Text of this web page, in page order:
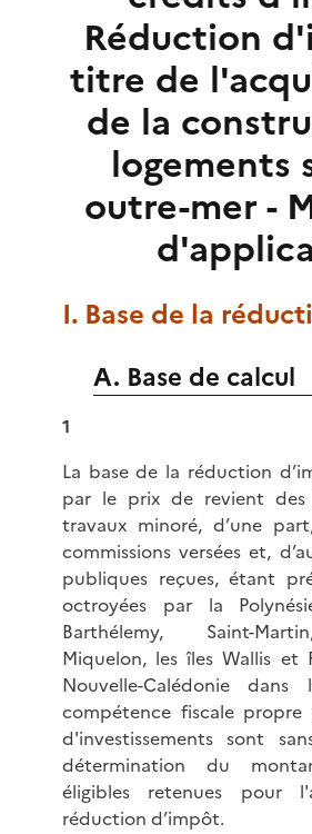
Réduction
titre de
de la
logements
outre-mer -
I. Base de la
A. Base de calcul
1
La base de la réduction
par le prix de revient des
travaux minoré, d’une
commissions versées et,
publiques reçues, étant
octroyées par la
Barthélemy, Saint-
Miquelon, les îles Wallis et
Nouvelle-Calédonie
compétence fiscale
d'investissements sont
détermination du
éligibles retenues pour
réduction d’impôt.